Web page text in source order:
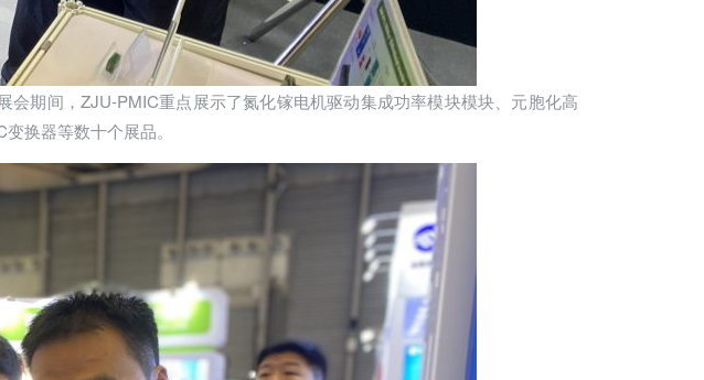
期间，ZJU-PMIC重点展示了氮化镓电机驱动集成功率模块模块、元胞化高
换器等数十个展品。